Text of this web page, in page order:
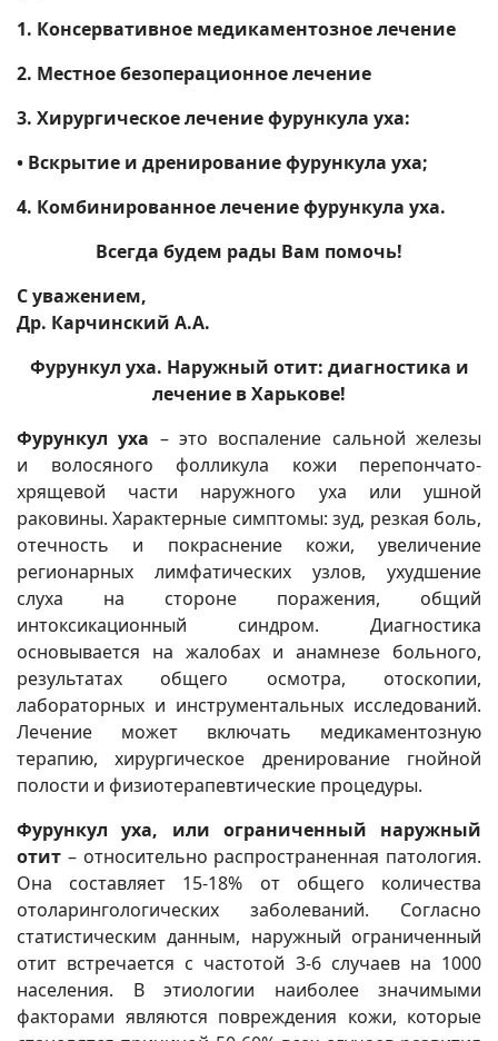
1. Консервативное медикаментозное лечение
2. Местное безоперационное лечение
3. Хирургическое лечение фурункула уха:
• Вскрытие и дренирование фурункула уха;
4. Комбинированное лечение фурункула уха.
Всегда будем рады Вам помочь!
С уважением,
Др. Карчинский А.А.
Фурункул уха. Наружный отит: диагностика и
лечение в Харькове!
Фурункул уха – это воспаление сальной железы
и волосяного фолликула кожи перепончато-
хрящевой части наружного уха или ушной
раковины. Характерные симптомы: зуд, резкая боль,
отечность и покраснение кожи, увеличение
регионарных лимфатических узлов, ухудшение
слуха на стороне поражения, общий
интоксикационный синдром. Диагностика
основывается на жалобах и анамнезе больного,
результатах общего осмотра, отоскопии,
лабораторных и инструментальных исследований.
Лечение может включать медикаментозную
терапию, хирургическое дренирование гнойной
полости и физиотерапевтические процедуры.
Фурункул уха, или ограниченный наружный
отит – относительно распространенная патология.
Она составляет 15-18% от общего количества
отоларингологических заболеваний. Согласно
статистическим данным, наружный ограниченный
отит встречается с частотой 3-6 случаев на 1000
населения. В этиологии наиболее значимыми
факторами являются повреждения кожи, которые